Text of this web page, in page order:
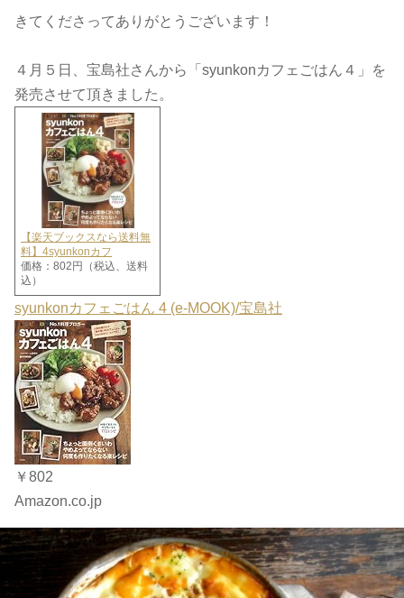
きてくださってありがとうございます！
４月５日、宝島社さんから「syunkonカフェごはん４」を
発売させて頂きました。
【楽天ブックスなら送料無
料】4syunkonカフ
価格：802円（税込、送料
込）
syunkonカフェごはん 4 (e-MOOK)/宝島社
￥802
Amazon.co.jp